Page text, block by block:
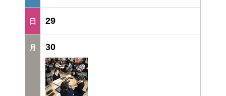
29
30